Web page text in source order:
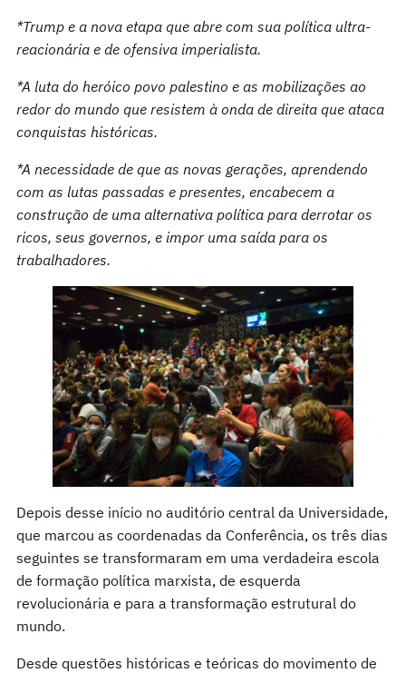
*Trump e a nova etapa que abre com sua política ultra-
reacionária e de ofensiva imperialista.
*A luta do heróico povo palestino e as mobilizações ao
redor do mundo que resistem à onda de direita que ataca
conquistas históricas.
*A necessidade de que as novas gerações, aprendendo
com as lutas passadas e presentes, encabecem a
construção de uma alternativa política para derrotar os
ricos, seus governos, e impor uma saída para os
trabalhadores.
Depois desse início no auditório central da Universidade,
que marcou as coordenadas da Conferência, os três dias
seguintes se transformaram em uma verdadeira escola
de formação política marxista, de esquerda
revolucionária e para a transformação estrutural do
mundo.
Desde questões históricas e teóricas do movimento de